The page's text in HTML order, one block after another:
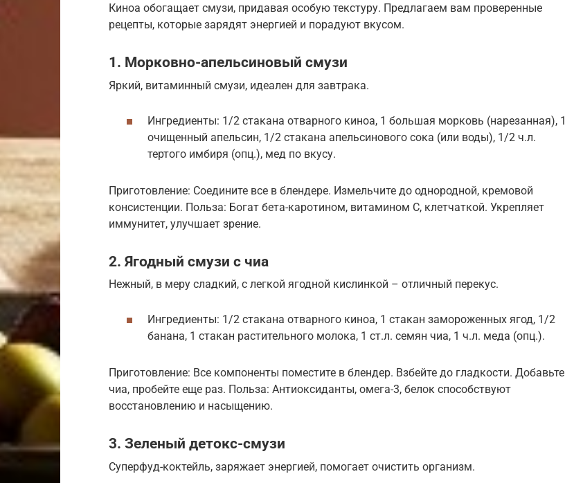
Киноа обогащает смузи, придавая особую текстуру. Предлагаем вам проверенные
рецепты, которые зарядят энергией и порадуют вкусом.
1. Морковно-апельсиновый смузи
Яркий, витаминный смузи, идеален для завтрака.
Ингредиенты: 1/2 стакана отварного киноа, 1 большая морковь (нарезанная), 1
очищенный апельсин, 1/2 стакана апельсинового сока (или воды), 1/2 ч.л.
тертого имбиря (опц.), мед по вкусу.
Приготовление: Соедините все в блендере. Измельчите до однородной, кремовой
консистенции. Польза: Богат бета-каротином, витамином C, клетчаткой. Укрепляет
иммунитет, улучшает зрение.
2. Ягодный смузи с чиа
Нежный, в меру сладкий, с легкой ягодной кислинкой – отличный перекус.
Ингредиенты: 1/2 стакана отварного киноа, 1 стакан замороженных ягод, 1/2
банана, 1 стакан растительного молока, 1 ст.л. семян чиа, 1 ч.л. меда (опц.).
Приготовление: Все компоненты поместите в блендер. Взбейте до гладкости. Добавьте
чиа, пробейте еще раз. Польза: Антиоксиданты, омега-3, белок способствуют
восстановлению и насыщению.
3. Зеленый детокс-смузи
Суперфуд-коктейль, заряжает энергией, помогает очистить организм.